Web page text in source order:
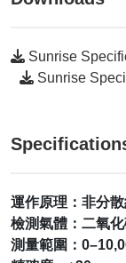
Sunrise
Sunrise
運作原理：非分
檢測氣體：二氧化
測量範圍：